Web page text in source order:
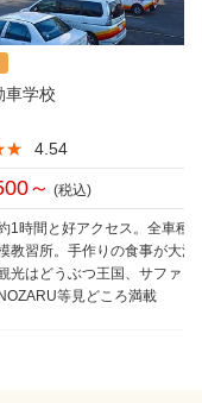
車学校
4.54
～ (税込)
1時間と好アクセス。全車種
教習所。手作りの食事が大満
光はどうぶつ王国、サファリ
等見どころ満載